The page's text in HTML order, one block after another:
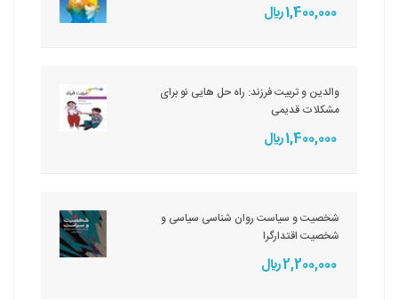
1,400,000 ريال
والدین و تربیت فرزند: راه حل هایی نو برای
مشکلات قدیمی
1,400,000 ريال
شخصیت و سیاست روان شناسی سیاسی و
شخصیت اقتدارگرا
2,200,000 ريال